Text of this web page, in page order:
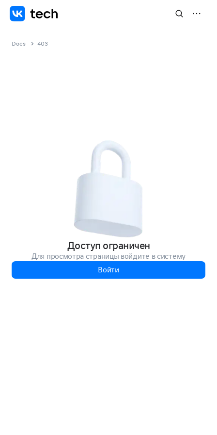
Docs 403
Доступ ограничен
Для просмотра страницы войдите в систему
Войти